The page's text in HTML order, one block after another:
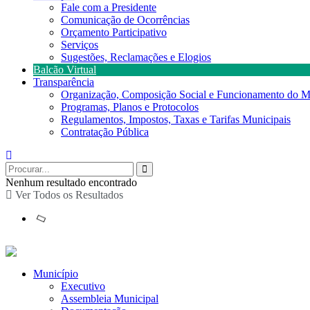
Fale com a Presidente
Comunicação de Ocorrências
Orçamento Participativo
Serviços
Sugestões, Reclamações e Elogios
Balcão Virtual
Transparência
Organização, Composição Social e Funcionamento do
Programas, Planos e Protocolos
Regulamentos, Impostos, Taxas e Tarifas Municipais
Contratação Pública
Nenhum resultado encontrado
Ver Todos os Resultados
Município
Executivo
Assembleia Municipal